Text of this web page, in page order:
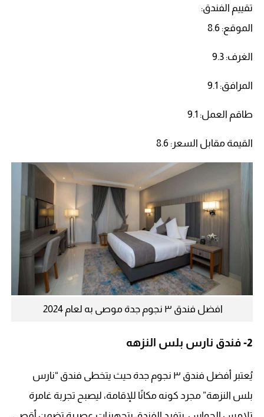
تقييم الفندق:
الموقع: 8.6
الغرف: 9.3
المرافق: 9.1
طاقم العمل: 9.1
القيمة مقابل السعر: 8.6
افضل فندق ٣ نجوم جدة موصى به لعام 2024
2- فندق نارس بلس النزهه
يُعتبر أفضل فندق ٣ نجوم جدة حيث يتخطى فندق “نارس
بلس النزهة” مجرد كونه مكانًا للإقامة، ليصبح تجربة غامرة